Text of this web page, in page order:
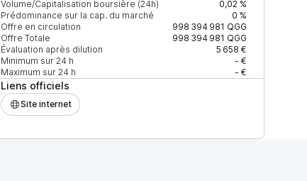
Volume/Capitalisation boursière (24h)
0,02 %
Prédominance sur la cap. du marché
0 %
Offre en circulation
998 394 981 QGG
Offre Totale
998 394 981 QGG
Évaluation après dilution
5 658 €
Minimum sur 24 h
- €
Maximum sur 24 h
- €
Liens officiels
Site internet